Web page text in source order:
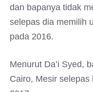
dan bapanya tidak
selepas dia memilih
pada 2016.
Menurut Da’i Syed,
Cairo, Mesir